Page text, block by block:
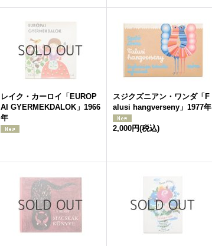
レイク・カーロイ「EUROP
AI GYERMEKDALOK」1966
年
スジクズニアン・ワンダ「F
alusi hangverseny」1977年
2,000円(税込)